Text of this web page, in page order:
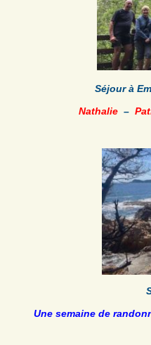
Séjour à
Nathalie –
Une semaine de